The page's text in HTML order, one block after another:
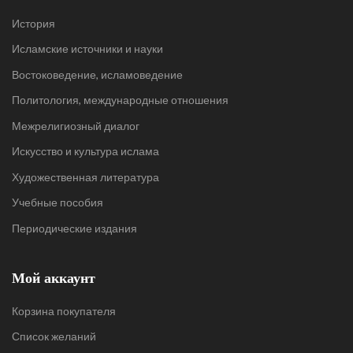
История
Исламские источники и науки
Востоковедение, исламоведение
Политология, международные отношения
Межрелигиозный диалог
Искусство и культура ислама
Художественная литература
Учебные пособия
Периодические издания
Мой аккаунт
Корзина покупателя
Список желаний